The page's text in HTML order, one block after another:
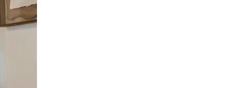
prstom po zaslonu.